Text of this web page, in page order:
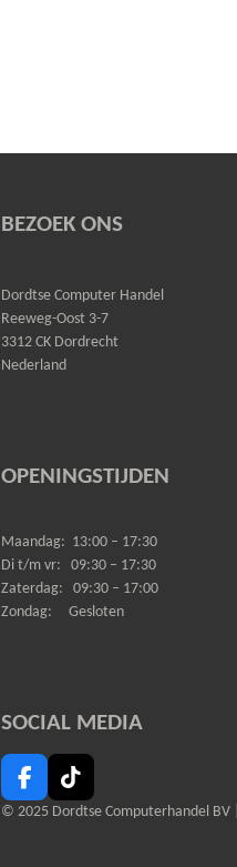
BEZOEK ONS
Dordtse Computer Handel
Reeweg-Oost 3-7
3312 CK Dordrecht
Nederland
OPENINGSTIJDEN
Maandag: 13:00 – 17:30
Di t/m vr: 09:30 – 17:30
Zaterdag: 09:30 – 17:00
Zondag: Gesloten
SOCIAL MEDIA
F
a
T
i
© 2025 Dordtse Computerhandel BV |